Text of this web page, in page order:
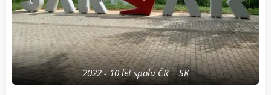
2022 - 10 let spolu ČR + SK